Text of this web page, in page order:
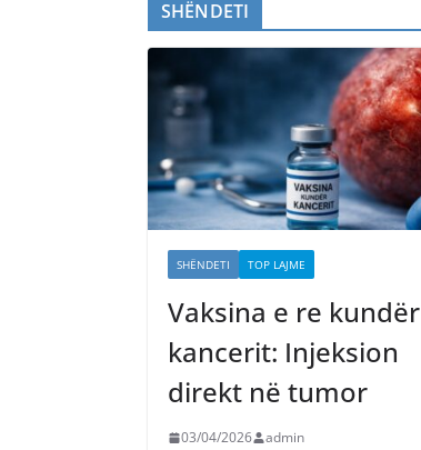
SHËNDETI
SHËNDETI TOP LAJME
Vaksina e re kundër
kancerit: Injeksion
direkt në tumor
03/04/2026 admin